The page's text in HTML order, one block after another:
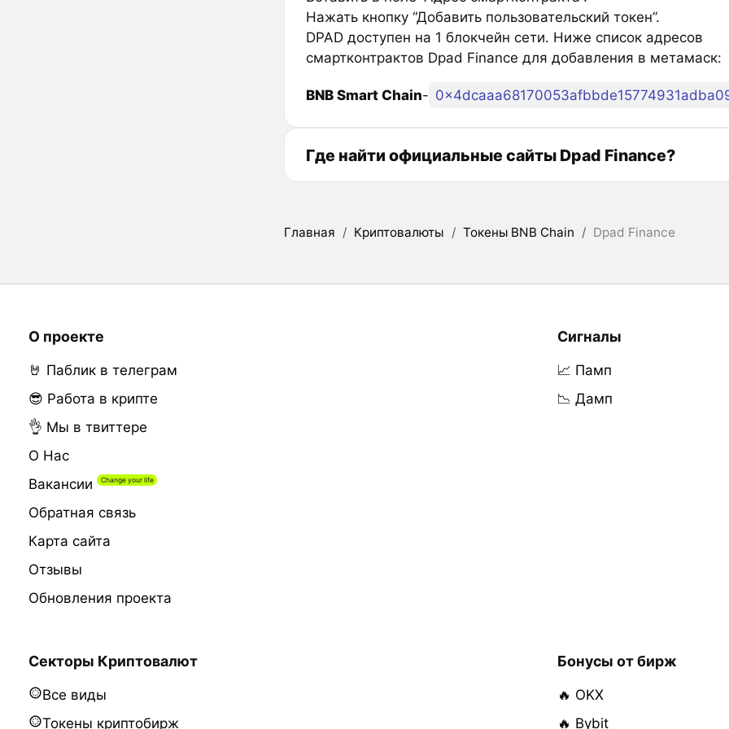
Нажать кнопку “Добавить пользовательский токен”.
DPAD доступен на 1 блокчейн сети. Ниже список адресов
смартконтрактов Dpad Finance для добавления в метамаск:
BNB Smart Chain-
Где найти официальные сайты Dpad Finance?
Главная / Криптовалюты / Токены BNB Chain / Dpad Finance
О проекте
🤘 Паблик в телеграм
😎 Работа в крипте
👌 Мы в твиттере
О Нас
Вакансии
Обратная связь
Карта сайта
Отзывы
Обновления проекта
Сигналы
📈 Памп
📉 Дамп
Секторы Криптовалют
Все виды
Токены криптобирж
Бонусы от бирж
🔥 OKX
🔥 Bybit